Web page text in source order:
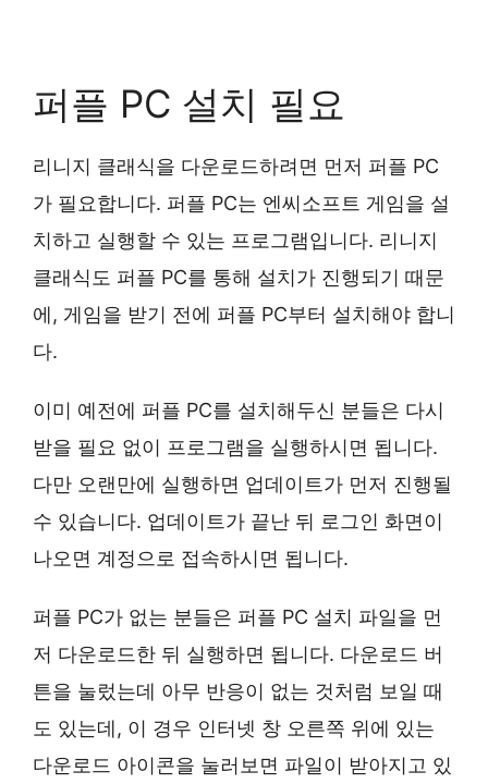
퍼플 PC 설치 필요
리니지 클래식을 다운로드하려면 먼저 퍼플 PC
가 필요합니다. 퍼플 PC는 엔씨소프트 게임을 설
치하고 실행할 수 있는 프로그램입니다. 리니지
클래식도 퍼플 PC를 통해 설치가 진행되기 때문
에, 게임을 받기 전에 퍼플 PC부터 설치해야 합니
다.
이미 예전에 퍼플 PC를 설치해두신 분들은 다시
받을 필요 없이 프로그램을 실행하시면 됩니다.
다만 오랜만에 실행하면 업데이트가 먼저 진행될
수 있습니다. 업데이트가 끝난 뒤 로그인 화면이
나오면 계정으로 접속하시면 됩니다.
퍼플 PC가 없는 분들은 퍼플 PC 설치 파일을 먼
저 다운로드한 뒤 실행하면 됩니다. 다운로드 버
튼을 눌렀는데 아무 반응이 없는 것처럼 보일 때
도 있는데, 이 경우 인터넷 창 오른쪽 위에 있는
다운로드 아이콘을 눌러보면 파일이 받아지고 있